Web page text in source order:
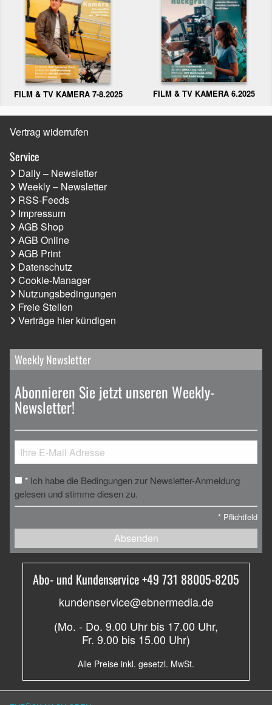
FILM & TV KAMERA 7-8.2025 FILM & TV KAMERA 6.2025
Vertrag widerrufen
Service
Daily – Newsletter
Weekly – Newsletter
RSS-Feeds
Impressum
AGB Shop
AGB Online
AGB Print
Datenschutz
Cookie-Manager
Nutzungsbedingungen
Freie Stellen
Verträge hier kündigen
Weekly Newsletter
Abonnieren Sie jetzt unseren Weekly-
Newsletter!
* Ich habe die Bedingungen zur Newsletter-Anmeldung
gelesen und stimme diesen zu.
* Pflichtfeld
Absenden
Abo- und Kundenservice +49 731 88005-8205
kundenservice@ebnermedia.de
(Mo. - Do. 9.00 Uhr bis 17.00 Uhr,
Fr. 9.00 bis 15.00 Uhr)
Alle Preise inkl. gesetzl. MwSt.